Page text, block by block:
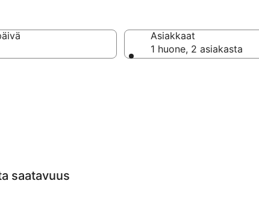
Asiakkaat
1 huone, 2 asiakasta
saatavuus